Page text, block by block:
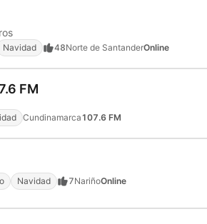
Navidad 48Norte de SantanderOnline
FM
Cundinamarca107.6 FM
Navidad 7NariñoOnline